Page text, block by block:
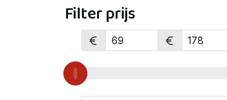
Filter prijs